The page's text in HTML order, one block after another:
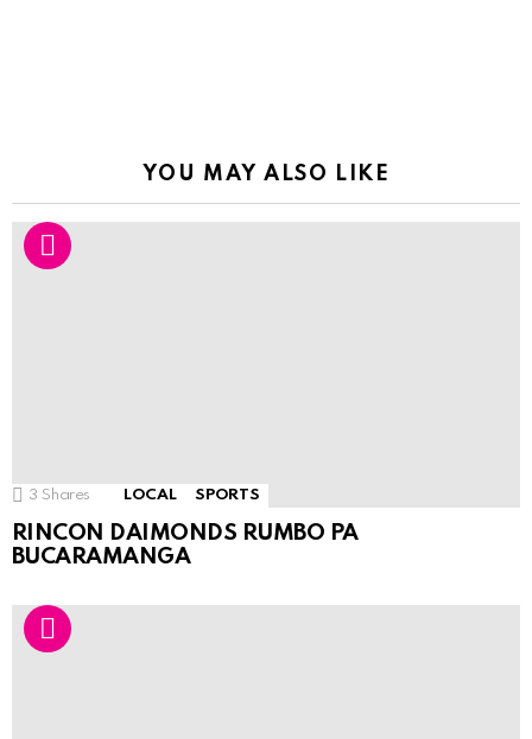
YOU MAY ALSO LIKE
3 Shares LOCAL SPORTS
RINCON DAIMONDS RUMBO PA
BUCARAMANGA